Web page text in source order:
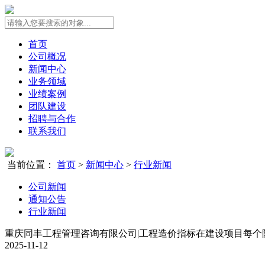
首页
公司概况
新闻中心
业务领域
业绩案例
团队建设
招聘与合作
联系我们
当前位置： 首页 > 新闻中心 > 行业新闻
公司新闻
通知公告
行业新闻
重庆同丰工程管理咨询有限公司|工程造价指标在建设项目每个
2025-11-12